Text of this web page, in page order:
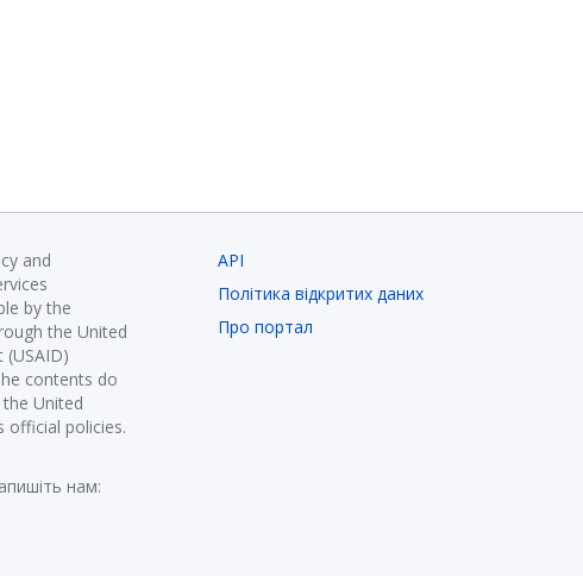
and
by the
the United
contents do
United
official policies.
нам:
API
Політика відкритих даних
Про портал